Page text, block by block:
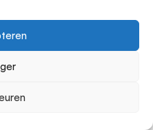
verantwoord een
die past bij uw budget.
een persoonlijk
dat wordt vastgesteld
en vooral uw vaste